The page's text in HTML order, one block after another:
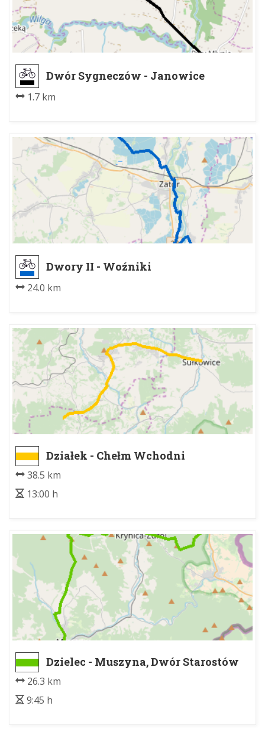
Dwór Sygneczów - Janowice
1.7 km
Dwory II - Woźniki
24.0 km
Działek - Chełm Wchodni
38.5 km
13:00 h
Dzielec - Muszyna, Dwór Starostów
26.3 km
9:45 h